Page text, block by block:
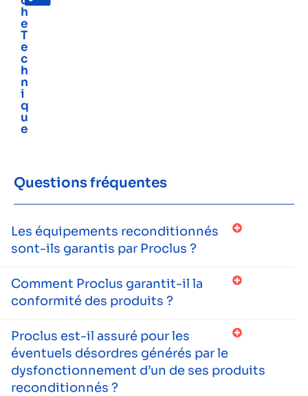
h
e
T
e
c
h
n
i
q
u
e
Questions fréquentes
Les équipements reconditionnés
sont-ils garantis par Proclus ?
Comment Proclus garantit-il la
conformité des produits ?
Proclus est-il assuré pour les
éventuels désordres générés par le
dysfonctionnement d’un de ses produits
reconditionnés ?